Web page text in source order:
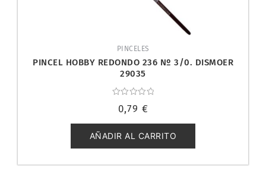
PINCELES
PINCEL HOBBY REDONDO 236 Nº 3/0. DISMOER
29035
con
de
5
0,79 €
AÑADIR AL CARRITO